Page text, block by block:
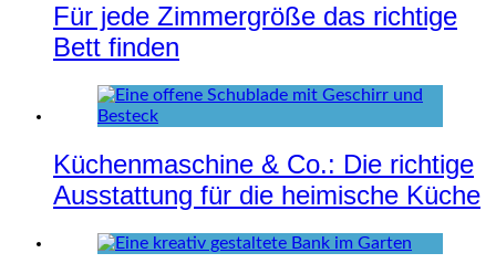
Für jede Zimmergröße das richtige
Bett finden
Küchenmaschine & Co.: Die richtige
Ausstattung für die heimische Küche